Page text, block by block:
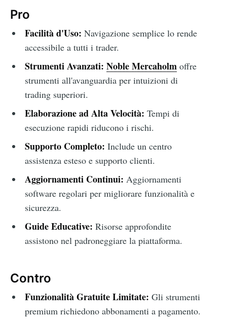
Pro
Facilità d'Uso: Navigazione semplice lo rende
accessibile a tutti i trader.
Strumenti Avanzati: Noble Mercaholmoffre
strumenti all'avanguardia per intuizioni di
trading superiori.
Elaborazione ad Alta Velocità: Tempi di
esecuzione rapidi riducono i rischi.
Supporto Completo: Include un centro
assistenza esteso e supporto clienti.
Aggiornamenti Continui: Aggiornamenti
software regolari per migliorare funzionalità e
sicurezza.
Guide Educative: Risorse approfondite
assistono nel padroneggiare la piattaforma.
Contro
Funzionalità Gratuite Limitate: Gli strumenti
premium richiedono abbonamenti a pagamento.